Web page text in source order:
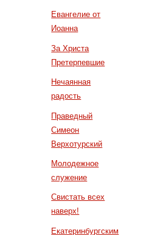
Евангелие от
Иоанна
За Христа
Претерпевшие
Нечаянная
радость
Праведный
Симеон
Верхотурский
Молодежное
служение
Свистать всех
наверх!
Екатеринбургским